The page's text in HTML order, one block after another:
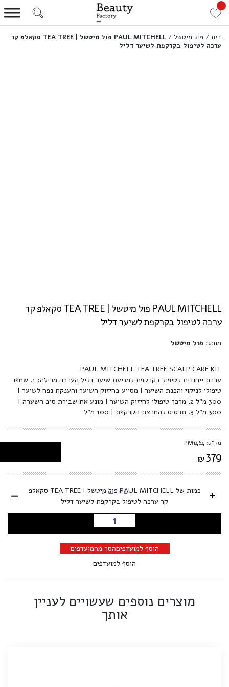
בית / פול מיטשל /
PAUL MITCHELL פול מיטשל | TEA TREE סקאלפ קר
ערכה לטיפול בקרקפת לשיער דליל
PAUL MITCHELL פול מיטשל | TEA TREE סקאלפ קר
ערכה לטיפול בקרקפת לשיער דליל
מותג: פול מיטשל
PAUL MITCHELL TEA TREE SCALP CARE KIT
ערכת ייחודית לטיפול בקרקפת למניעת שיער דליל הערכה מכילה:
1. שמפו
טיפולי לניקוי והכנת השיער | מסייע בחיזוק השיער והענקת נפח לשיער |
300 מ"ל 2. מרכך טיפולי לחיזוק השיער | מונע את שבירת סיב השערה |
300 מ"ל 3. תרסיס להמרצת הקרקפת | 100 מ"ל
מק"ט: PM1464
₪379
+
כמות של PAUL MITCHELL פול מיטשל | TEA TREE סקאלפ
קר ערכה לטיפול בקרקפת לשיער דליל
בחרו כמות -
הוספה לסל
הוסף למועדפיםהסר מהמועדפים
הוסף למועדפים
מוצרים נוספים שעשויים לעניין
אותך